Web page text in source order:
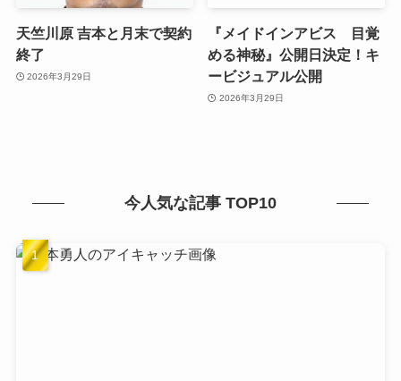
天竺川原 吉本と月末で契約
終了
2026年3月29日
『メイドインアビス 目覚
める神秘』公開日決定！キ
ービジュアル公開
2026年3月29日
今人気な記事 TOP10